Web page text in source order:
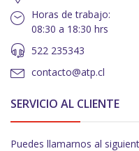
Horas de trabajo:
08:30 a 18:30 hrs
522 235343
contacto@atp.cl
SERVICIO AL CLIENTE
Puedes llamarnos al